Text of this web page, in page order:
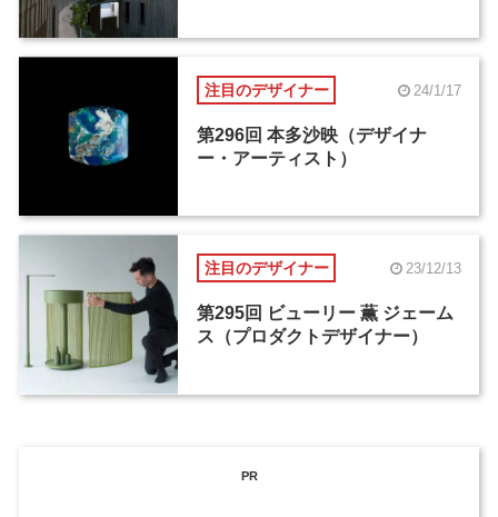
注目のデザイナー 24/1/17
第296回 本多沙映（デザイナ
ー・アーティスト）
注目のデザイナー 23/12/13
第295回 ビューリー 薫 ジェーム
ス（プロダクトデザイナー）
PR